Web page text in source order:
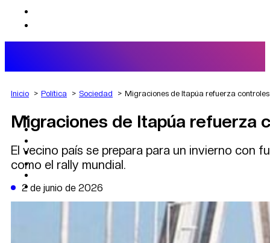
AGRO
DEPORTES
POLÍTICA
CAMBIO CLIMÁTICO
DATA FIRME
DE LA TRIBUNA TV
Inicio Política Sociedad Migraciones de Itapúa refuerza
Migraciones de Itapúa refuerza
El vecino país se prepara para un invierno con
como el rally mundial.
2 de junio de 2026